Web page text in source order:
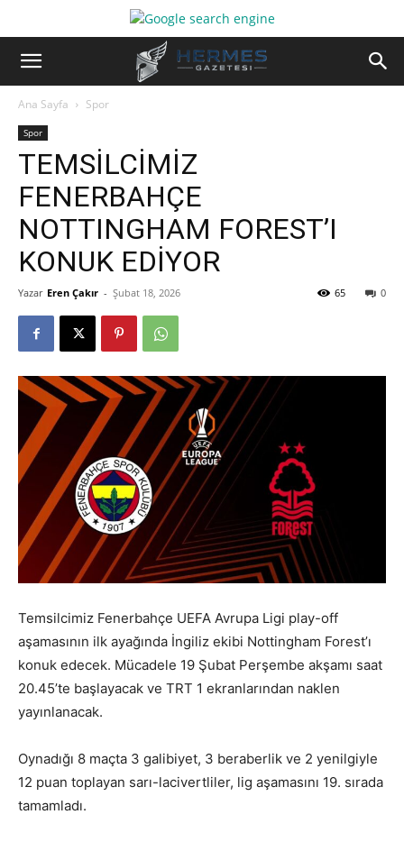
Ana Sayfa Spor
Spor
TEMSİLCİMİZ
FENERBAHÇE
NOTTINGHAM FOREST’I
KONUK EDİYOR
Yazar Eren Çakır - Şubat 18, 2026 0
65
Temsilcimiz Fenerbahçe UEFA Avrupa Ligi play-off
aşamasının ilk ayağında İngiliz ekibi Nottingham Forest’ı
konuk edecek. Mücadele 19 Şubat Perşembe akşamı saat
20.45’te başlayacak ve TRT 1 ekranlarından naklen
yayınlanacak.
Oynadığı 8 maçta 3 galibiyet, 3 beraberlik ve 2 yenilgiyle
12 puan toplayan sarı-lacivertliler, lig aşamasını 19. sırada
tamamladı.